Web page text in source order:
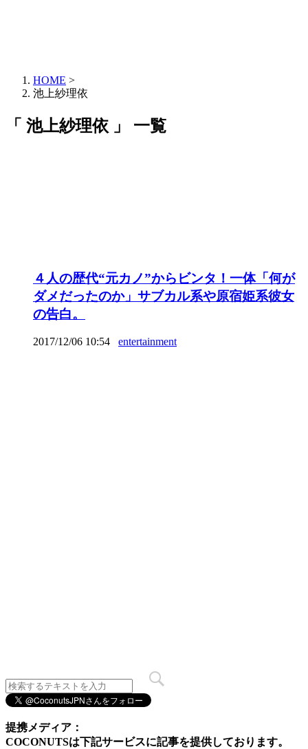
HOME >
池上紗理依
「 池上紗理依 」 一覧
４人の歴代“元カノ”からビンタ！一体「何が
ダメだったのか」サブカル系や原宿姫系彼女
の告白。
2017/12/06 10:54 entertainment
提携メディア：
COCONUTSは下記サービスに記事を提供しております。